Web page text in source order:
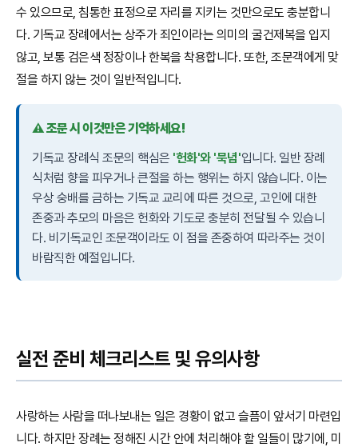
수 있으므로, 침통한 표정으로 자리를 지키는 것만으로도 충분합니
다. 기독교 장례에서는 상주가 죄인이라는 의미의 굴건제복을 입지
않고, 보통 검은색 정장이나 한복을 착용합니다. 또한, 조문객에게 맞
절을 하지 않는 것이 일반적입니다.
⚠️ 조문 시 이것만은 기억하세요!
기독교 장례식 조문의 핵심은 '헌화'와 '묵념'입니다. 일반 장례
식처럼 향을 피우거나 큰절을 하는 행위는 하지 않습니다. 이는
우상 숭배를 금하는 기독교 교리에 따른 것으로, 고인에 대한
존중과 추모의 마음은 헌화와 기도로 충분히 전달될 수 있습니
다. 비기독교인 조문객이라도 이 점을 존중하여 따라주는 것이
바람직한 예절입니다.
실전 준비 체크리스트 및 유의사항
사랑하는 사람을 떠나보내는 일은 경황이 없고 슬픔이 앞서기 마련입
니다. 하지만 장례는 정해진 시간 안에 처리해야 할 일들이 많기에, 미